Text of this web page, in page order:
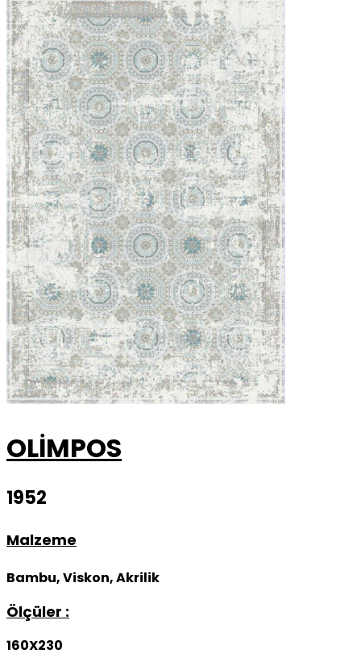
OLİMPOS
1952
Malzeme
Bambu, Viskon, Akrilik
Ölçüler :
160X230